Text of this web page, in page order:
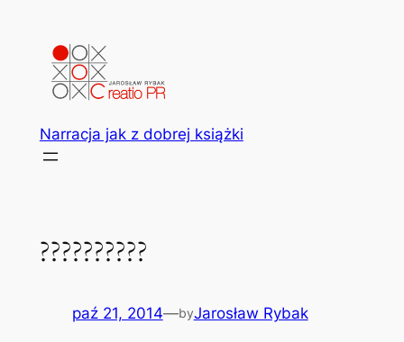
Narracja jak z dobrej książki
??????????
paź 21, 2014—byJarosław Rybak